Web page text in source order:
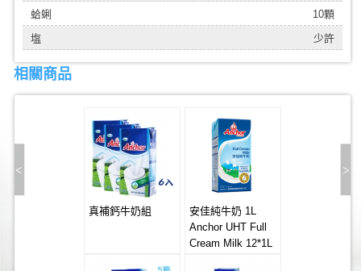
蛤蜊
10顆
塩
少許
相關商品
真補鈣牛奶組
安佳純牛奶 1L
Anchor UHT Full
Cream Milk 12*1L